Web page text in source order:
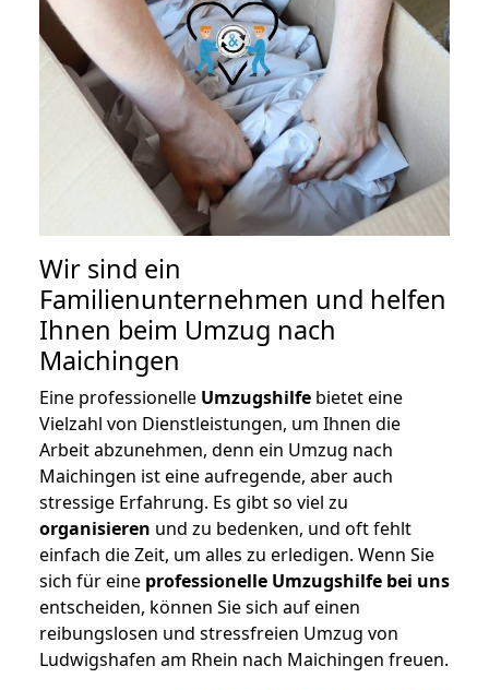
Wir sind ein
Familienunternehmen und helfen
Ihnen beim Umzug nach
Maichingen
Eine professionelle Umzugshilfe bietet eine
Vielzahl von Dienstleistungen, um Ihnen die
Arbeit abzunehmen, denn ein Umzug nach
Maichingen ist eine aufregende, aber auch
stressige Erfahrung. Es gibt so viel zu
organisieren und zu bedenken, und oft fehlt
einfach die Zeit, um alles zu erledigen. Wenn Sie
sich für eine professionelle Umzugshilfe bei uns
entscheiden, können Sie sich auf einen
reibungslosen und stressfreien Umzug von
Ludwigshafen am Rhein nach Maichingen freuen.